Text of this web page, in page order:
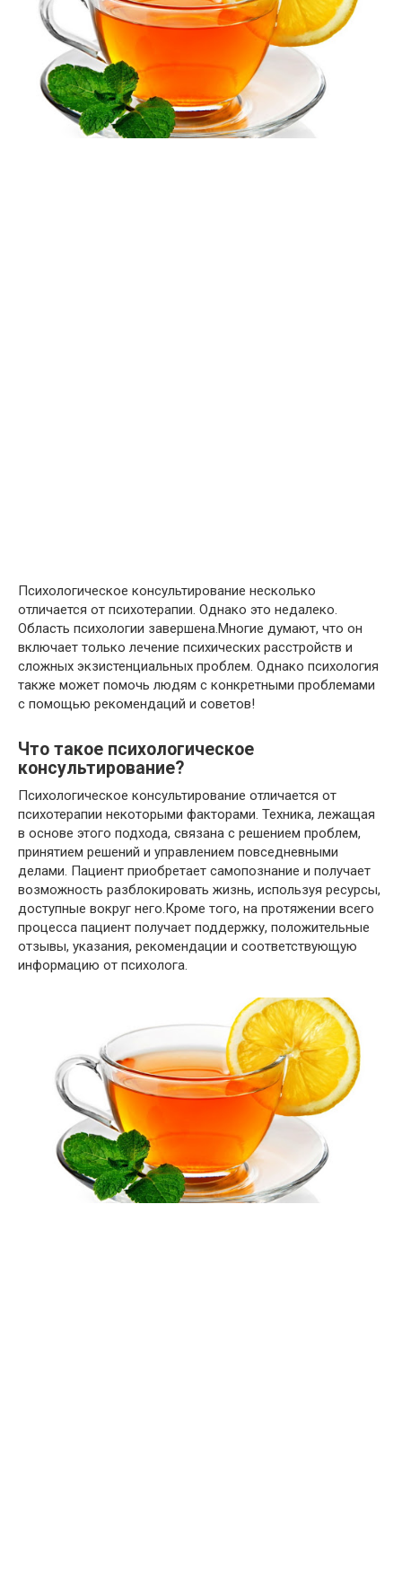
Психологическое консультирование несколько
отличается от психотерапии. Однако это недалеко.
Область психологии завершена.Многие думают, что он
включает только лечение психических расстройств и
сложных экзистенциальных проблем. Однако психология
также может помочь людям с конкретными проблемами
с помощью рекомендаций и советов!
Что такое психологическое
консультирование?
Психологическое консультирование отличается от
психотерапии некоторыми факторами. Техника, лежащая
в основе этого подхода, связана с решением проблем,
принятием решений и управлением повседневными
делами. Пациент приобретает самопознание и получает
возможность разблокировать жизнь, используя ресурсы,
доступные вокруг него.Кроме того, на протяжении всего
процесса пациент получает поддержку, положительные
отзывы, указания, рекомендации и соответствующую
информацию от психолога.